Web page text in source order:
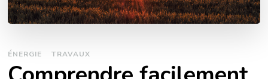
ÉNERGIE TRAVAUX